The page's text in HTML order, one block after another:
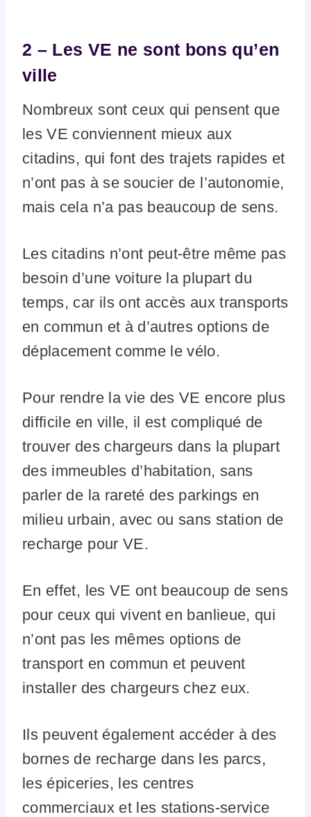
2 – Les VE ne sont bons qu’en
ville
Nombreux sont ceux qui pensent que
les VE conviennent mieux aux
citadins, qui font des trajets rapides et
n’ont pas à se soucier de l’autonomie,
mais cela n’a pas beaucoup de sens.
Les citadins n’ont peut-être même pas
besoin d’une voiture la plupart du
temps, car ils ont accès aux transports
en commun et à d’autres options de
déplacement comme le vélo.
Pour rendre la vie des VE encore plus
difficile en ville, il est compliqué de
trouver des chargeurs dans la plupart
des immeubles d’habitation, sans
parler de la rareté des parkings en
milieu urbain, avec ou sans station de
recharge pour VE.
En effet, les VE ont beaucoup de sens
pour ceux qui vivent en banlieue, qui
n’ont pas les mêmes options de
transport en commun et peuvent
installer des chargeurs chez eux.
Ils peuvent également accéder à des
bornes de recharge dans les parcs,
les épiceries, les centres
commerciaux et les stations-service